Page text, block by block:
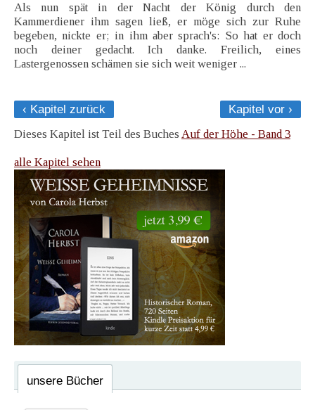
Als nun spät in der Nacht der König durch den
Kammerdiener ihm sagen ließ, er möge sich zur Ruhe
begeben, nickte er; in ihm aber sprach's: So hat er doch
noch deiner gedacht. Ich danke. Freilich, eines
Lastergenossen schämen sie sich weit weniger ...
‹ Kapitel zurück
Kapitel vor ›
Dieses Kapitel ist Teil des Buches Auf der Höhe - Band 3
alle Kapitel sehen
unsere Bücher